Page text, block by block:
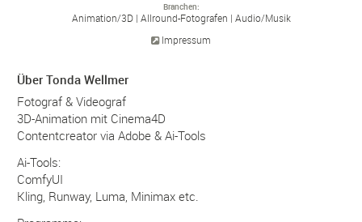
Branchen
Animation/3D Allround-Fotografen Audio/Musik
Impressum
Über Tonda Wellmer
Fotograf & Videograf
3D-Animation mit Cinema4D
Contentcreator via Adobe & Ai-Tools
Ai-Tools:
ComfyUI
Kling, Runway, Luma, Minimax etc.